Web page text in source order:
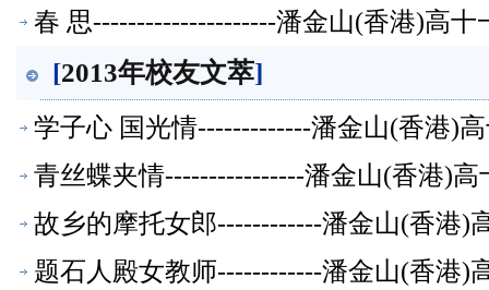
春 思---------------------潘金山(香港)高十
[2013年校友文萃]
学子心 国光情-------------潘金山(香港)
青丝蝶夹情----------------潘金山(香港)
故乡的摩托女郎------------潘金山(香港)
题石人殿女教师------------潘金山(香港)